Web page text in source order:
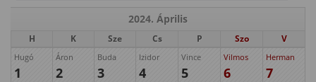
2024. Április
H K Sze Cs P Szo V
Hugó
1
Áron
2
Buda
3
Izidor
4
Vince
5
Vilmos
6
Herman
7